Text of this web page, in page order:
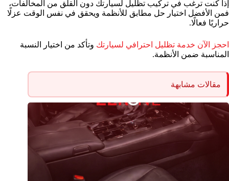
إذا كنت ترغب في تركيب تظليل لسيارتك دون القلق من المخالفات،
فمن الأفضل اختيار حل مطابق للأنظمة ويحقق في نفس الوقت عزلًا
حراريًا فعالًا.
احجز الآن خدمة تظليل احترافي لسيارتك وتأكد من اختيار النسبة
المناسبة ضمن الأنظمة.
مقالات مشابهة